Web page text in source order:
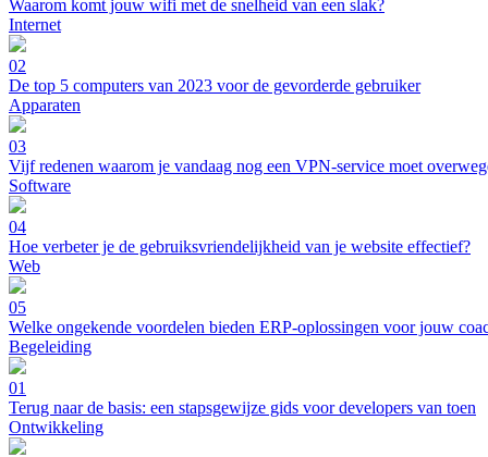
Waarom komt jouw wifi met de snelheid van een slak?
Internet
02
De top 5 computers van 2023 voor de gevorderde gebruiker
Apparaten
03
Vijf redenen waarom je vandaag nog een VPN-service moet
Software
04
Hoe verbeter je de gebruiksvriendelijkheid van je website effectief?
Web
05
Welke ongekende voordelen bieden ERP-oplossingen voor jouw
Begeleiding
01
Terug naar de basis: een stapsgewijze gids voor developers van toen
Ontwikkeling